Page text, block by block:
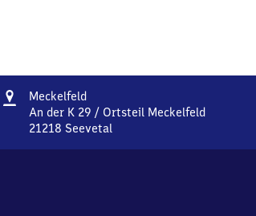
Adresse
MeckelfeldMeckelfeld
An der K 29 / Ortsteil Meckelfeld
21218 Seevetal